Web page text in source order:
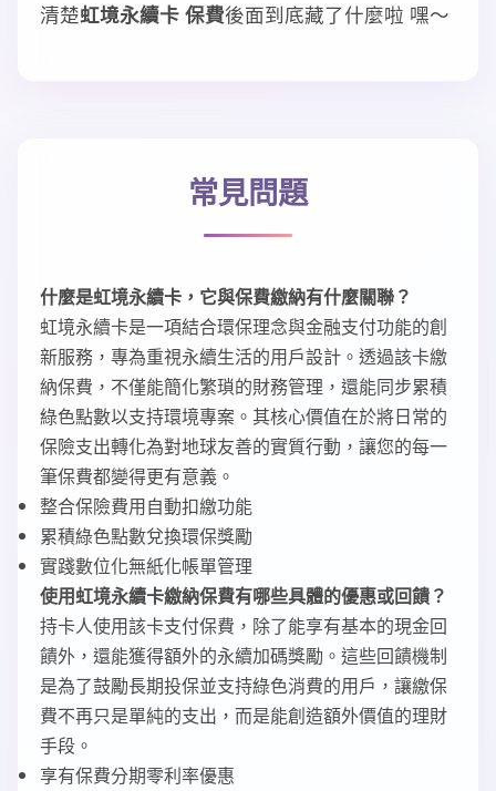
清楚虹境永續卡 保費後面到底藏了什麼啦 嘿～
常見問題
什麼是虹境永續卡，它與保費繳納有什麼關聯？
虹境永續卡是一項結合環保理念與金融支付功能的創
新服務，專為重視永續生活的用戶設計。透過該卡繳
納保費，不僅能簡化繁瑣的財務管理，還能同步累積
綠色點數以支持環境專案。其核心價值在於將日常的
保險支出轉化為對地球友善的實質行動，讓您的每一
筆保費都變得更有意義。
整合保險費用自動扣繳功能
累積綠色點數兌換環保獎勵
實踐數位化無紙化帳單管理
使用虹境永續卡繳納保費有哪些具體的優惠或回饋？
持卡人使用該卡支付保費，除了能享有基本的現金回
饋外，還能獲得額外的永續加碼獎勵。這些回饋機制
是為了鼓勵長期投保並支持綠色消費的用戶，讓繳保
費不再只是單純的支出，而是能創造額外價值的理財
手段。
享有保費分期零利率優惠